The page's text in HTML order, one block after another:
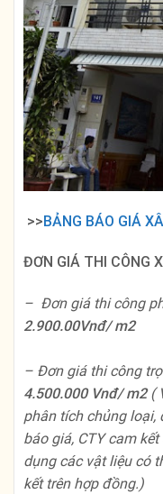
>>BẢNG BÁO GIÁ
ĐƠN GIÁ THI CÔNG
– Đơn giá thi công
2.900.00Vnđ/ m2
– Đơn giá thi công
4.500.000 Vnđ/ m2(
phân tích chủng
báo giá, CTY cam
dụng các vật liệu có
kết trên hợp đồng.)